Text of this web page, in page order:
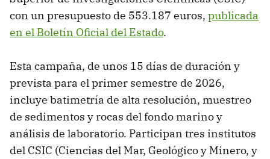
con un presupuesto de 553.187 euros, publicada
en el Boletín Oficial del Estado.
Esta campaña, de unos 15 días de duración y
prevista para el primer semestre de 2026,
incluye batimetría de alta resolución, muestreo
de sedimentos y rocas del fondo marino y
análisis de laboratorio. Participan tres institutos
del CSIC (Ciencias del Mar, Geológico y Minero, y